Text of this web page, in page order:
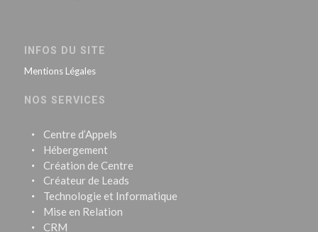
INFOS DU SITE
Mentions Légales
NOS SERVICES
Centre d’Appels
Hébergement
Création de Centre
Créateur de Leads
Technologie et Informatique
Mise en Relation
CRM